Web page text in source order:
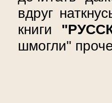
вдруг
книги
шмогли"